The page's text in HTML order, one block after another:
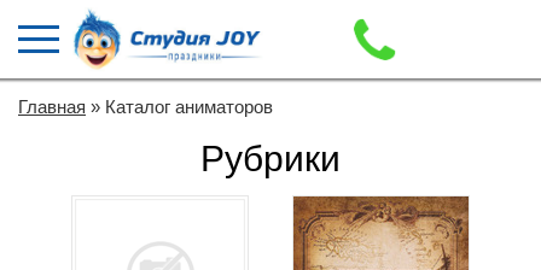
Главная » Каталог аниматоров
Рубрики